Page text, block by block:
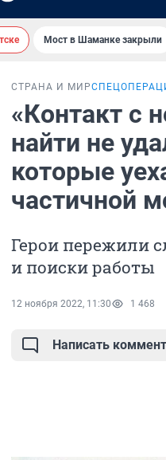
Мост в Шаманке закрыли
СТРАНА И МИР
«Контакт с
найти не
которые
частичной
Герои пережили
и поиски работы
12 ноября 2022, 11:30 1 468
Написать